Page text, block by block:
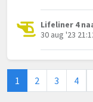
Lifeliner 4
30 aug '23
1 2 3 4